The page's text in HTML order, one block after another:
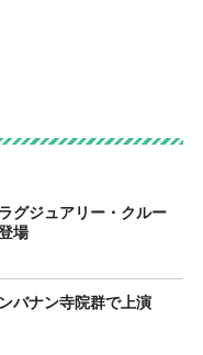
グジュアリー・クルー
場
バナン寺院群で上演